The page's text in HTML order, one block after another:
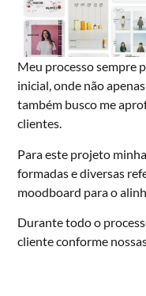
Meu processo sempre
inicial, onde não
também busco me
clientes.
Para este projeto
formadas e diversas
moodboard para o
Durante todo o
cliente conforme